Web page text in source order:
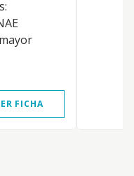
FICHA